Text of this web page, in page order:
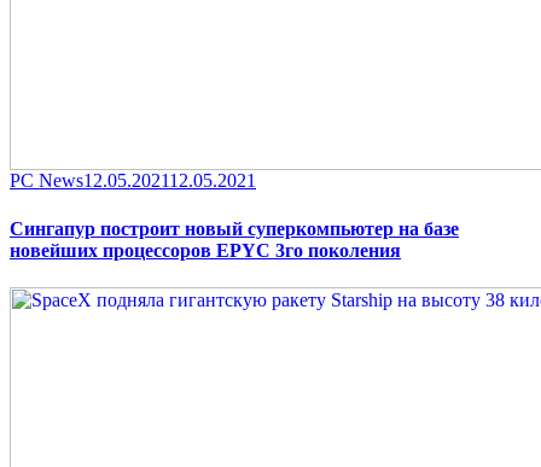
Category
PC NewsPosted
12.05.202112.05.2021
Сингапур построит новый суперкомпьютер на базе
новейших процессоров EPYC 3го поколения